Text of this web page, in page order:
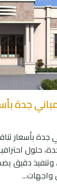
جدة
جدة بأسعار
حلول
وتنفيذ دقيق
واجهات...